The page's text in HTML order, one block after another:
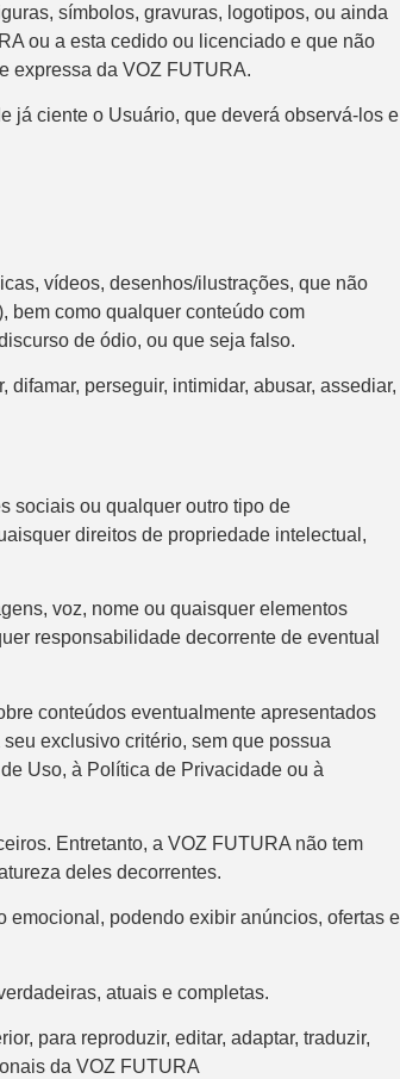
símbolos, gravuras, logotipos, ou ainda
ou a esta cedido ou licenciado e que não
expressa da VOZ FUTURA.
já ciente o Usuário, que deverá observá-los e
vídeos, desenhos/ilustrações, que não
bem como qualquer conteúdo com
de ódio, ou que seja falso.
perseguir, intimidar, abusar, assediar,
sociais ou qualquer outro tipo de
direitos de propriedade intelectual,
voz, nome ou quaisquer elementos
responsabilidade decorrente de eventual
conteúdos eventualmente apresentados
exclusivo critério, sem que possua
Uso, à Política de Privacidade ou à
Entretanto, a VOZ FUTURA não tem
deles decorrentes.
emocional, podendo exibir anúncios, ofertas e
atuais e completas.
para reproduzir, editar, adaptar, traduzir,
da VOZ FUTURA